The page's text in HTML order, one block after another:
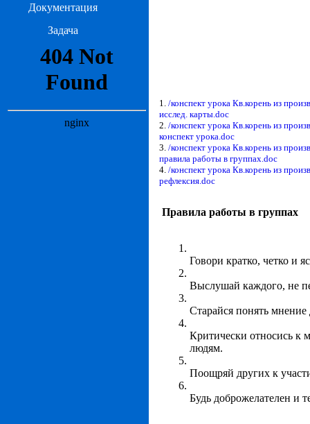
Документация
Задача
1. /конспект урока Кв.корень из
исслед. карты.doc
2. /конспект урока Кв.корень из
конспект урока.doc
3. /конспект урока Кв.корень из
правила работы в группах.doc
4. /конспект урока Кв.корень из
рефлексия.doc
Правила работы в группах
Говори кратко, четко и
Выслушай каждого, не
Старайся понять мнение
Критически относись к
людям.
Поощряй других к
Будь доброжелателен и